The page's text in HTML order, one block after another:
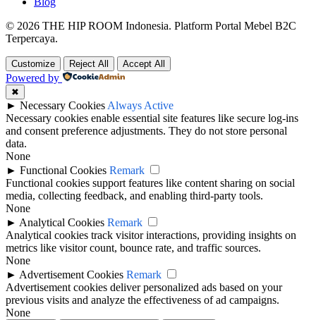
© 2026 THE HIP ROOM Indonesia. Platform Portal Mebel B2C
Terpercaya.
Customize Reject All Accept All
Powered by
✖
► Necessary Cookies Always Active
Necessary cookies enable essential site features like secure log-ins
and consent preference adjustments. They do not store personal
data.
None
► Functional Cookies Remark
Functional cookies support features like content sharing on social
media, collecting feedback, and enabling third-party tools.
None
► Analytical Cookies Remark
Analytical cookies track visitor interactions, providing insights on
metrics like visitor count, bounce rate, and traffic sources.
None
► Advertisement Cookies Remark
Advertisement cookies deliver personalized ads based on your
previous visits and analyze the effectiveness of ad campaigns.
None